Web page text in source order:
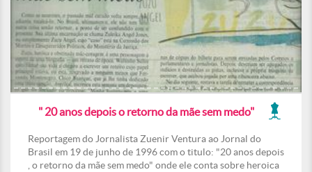
" 20 anos depois o retorno da mãe sem medo"
Reportagem do Jornalista Zuenir Ventura ao Jornal do
Brasil em 19 de junho de 1996 com o titulo: "20 anos depois
, o retorno da mãe sem medo" onde ele conta sobre heroica